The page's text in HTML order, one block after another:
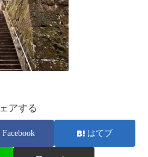
アする
Facebook はてブ